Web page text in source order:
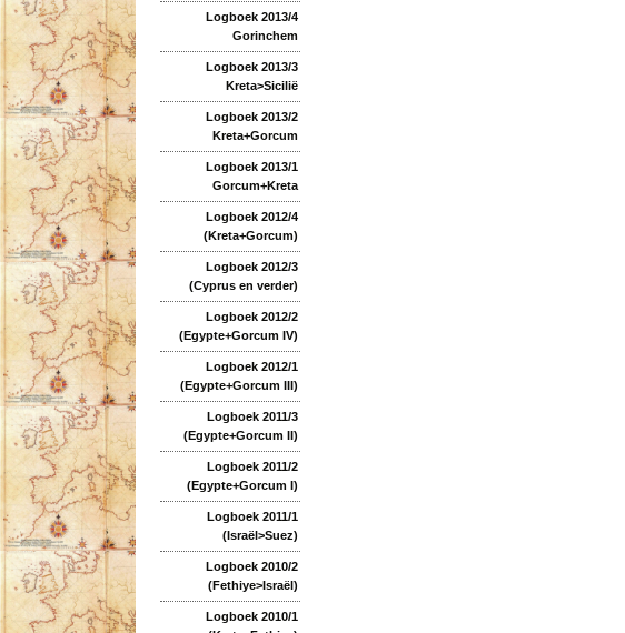
Logboek 2013/4
Gorinchem
Logboek 2013/3
Kreta>Sicilië
Logboek 2013/2
Kreta+Gorcum
Logboek 2013/1
Gorcum+Kreta
Logboek 2012/4
(Kreta+Gorcum)
Logboek 2012/3
(Cyprus en verder)
Logboek 2012/2
(Egypte+Gorcum IV)
Logboek 2012/1
(Egypte+Gorcum III)
Logboek 2011/3
(Egypte+Gorcum II)
Logboek 2011/2
(Egypte+Gorcum I)
Logboek 2011/1
(Israël>Suez)
Logboek 2010/2
(Fethiye>Israël)
Logboek 2010/1